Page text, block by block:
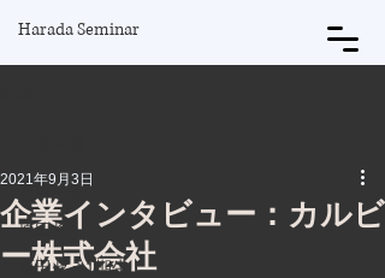
Harada Seminar
記事一覧
原田将
原田ゼミ1期生
企業インタビュー：カルビ
ー株式会社
2021年9月3日